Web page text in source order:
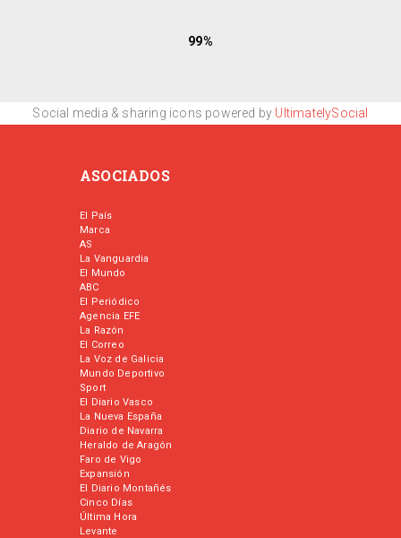
99
Social media & sharing icons powered by UltimatelySocial
ASOCIADOS
El País
Marca
AS
La Vanguardia
El Mundo
ABC
El Periódico
Agencia EFE
La Razón
El Correo
La Voz de Galicia
Mundo Deportivo
Sport
El Diario Vasco
La Nueva España
Diario de Navarra
Heraldo de Aragón
Faro de Vigo
Expansión
El Diario Montañés
Cinco Días
Última Hora
Levante